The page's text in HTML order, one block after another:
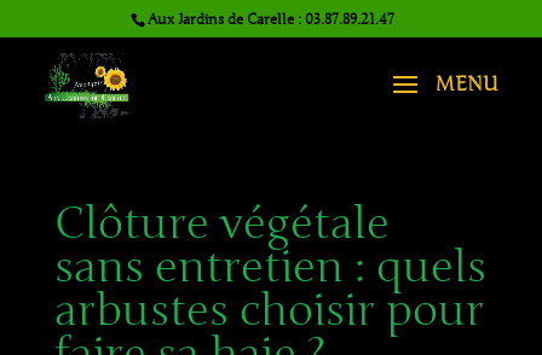
Aux Jardins de Carelle : 03.87.89.21.47
Clôture végétale
sans entretien : quels
arbustes choisir pour